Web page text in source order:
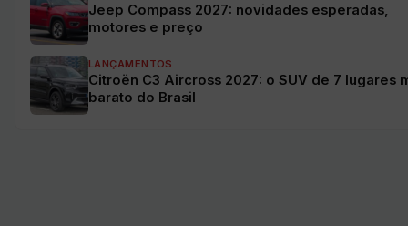
Jeep Compass 2027: novidades esperadas,
motores e preço
LANÇAMENTOS
Citroën C3 Aircross 2027: o SUV de 7 lugares
barato do Brasil